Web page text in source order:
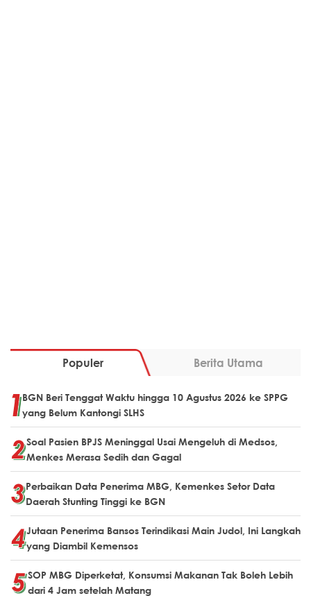
Populer Berita Utama
BGN Beri Tenggat Waktu hingga 10 Agustus 2026 ke SPPG
yang Belum Kantongi SLHS
Soal Pasien BPJS Meninggal Usai Mengeluh di Medsos,
Menkes Merasa Sedih dan Gagal
Perbaikan Data Penerima MBG, Kemenkes Setor Data
Daerah Stunting Tinggi ke BGN
Jutaan Penerima Bansos Terindikasi Main Judol, Ini Langkah
yang Diambil Kemensos
SOP MBG Diperketat, Konsumsi Makanan Tak Boleh Lebih
dari 4 Jam setelah Matang